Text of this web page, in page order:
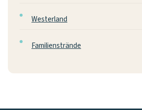
Westerland
Familienstrände